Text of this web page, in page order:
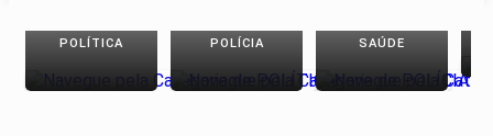
EM ALTA
POLÍTICA POLÍCIA SAÚDE